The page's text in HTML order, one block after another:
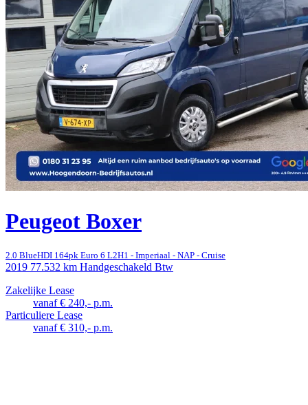
Peugeot Boxer
2.0 BlueHDI 164pk Euro 6 L2H1 - Imperiaal - NAP - Cruise
2019 77.532 km Handgeschakeld Btw
Zakelijke Lease
vanaf € 240,- p.m.
Particuliere Lease
vanaf € 310,- p.m.